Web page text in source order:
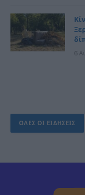
6
ΟΛΕΣ ΟΙ ΕΙΔΗΣΕΙΣ